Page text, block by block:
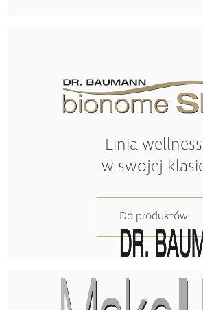
w swojej klasie
Do produktów